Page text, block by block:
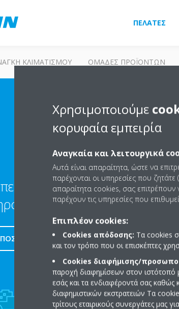
ΠΕΛΆΤΕΣ
ΚΛΙΜΑΤΙΣΜΟΎ ΟΜΆΔΕΣ ΠΡΟΪΌΝΤΩΝ
Χρησιμοποιούμε
κορυφαία εμπειρία
Αναγκαία και λειτουργικά
Αυτά είναι απαραίτητα, ώστε να
παρέχονται οι υπηρεσίες που ζητάτε
απαραίτητα cookies, σας επιτρέπουν
παρέχουν τις υπηρεσίες που
Επιπλέον cookies:
Cookies απόδοσης: Τα cookies
και τον τρόπο που οι επισκέπτες
Cookies διαφήμισης/
παροχή διαφημίσεων στον ιστότοπό
εσάς και τα ενδιαφέροντά σας καθώς
διαφημιστικών εκστρατειών Τα
τρίτους εταιρικούς συνεργάτες μας